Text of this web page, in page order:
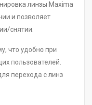
линзы Maxima
и позволяет
снятии.
что удобно при
пользователей.
перехода с линз